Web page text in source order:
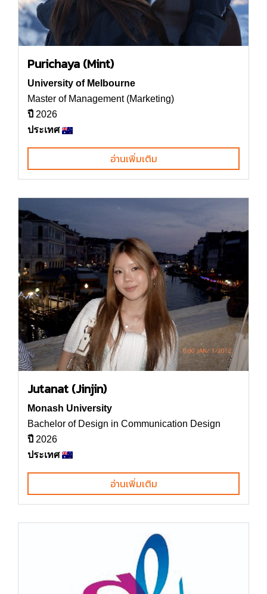
Purichaya (Mint)
University of Melbourne
Master of Management (Marketing)
ปี 2026
ประเทศ
อ่านเพิ่มเติม
Jutanat (Jinjin)
Monash University
Bachelor of Design in Communication Design
ปี 2026
ประเทศ
อ่านเพิ่มเติม